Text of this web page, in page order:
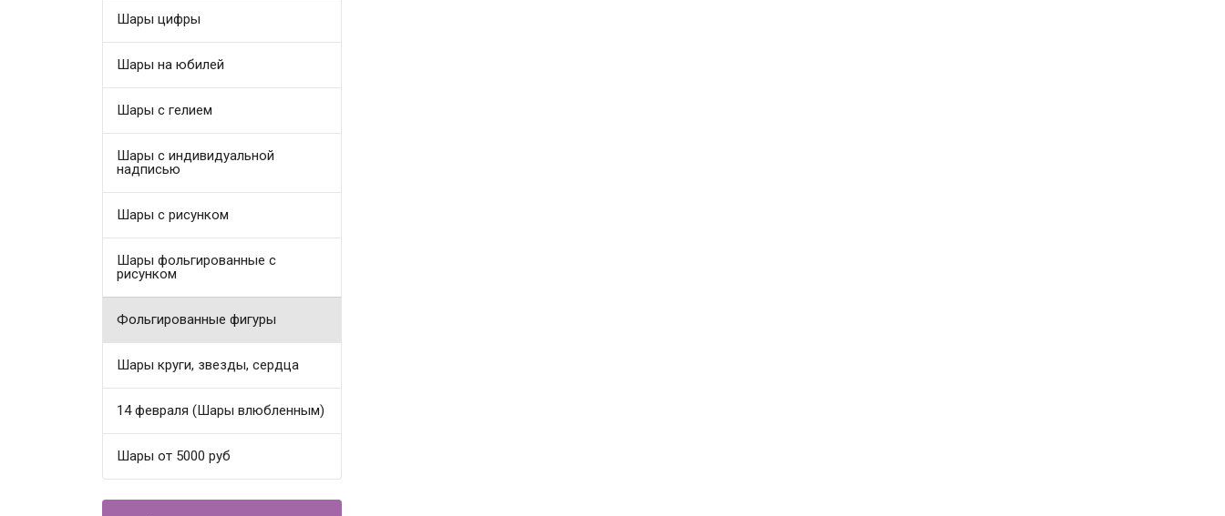
Шары цифры
Шары на юбилей
Шары с гелием
Шары с индивидуальной
надписью
Шары с рисунком
Шары фольгированные с
рисунком
Фольгированные фигуры
Шары круги, звезды, сердца
14 февраля (Шары влюбленным)
Шары от 5000 руб